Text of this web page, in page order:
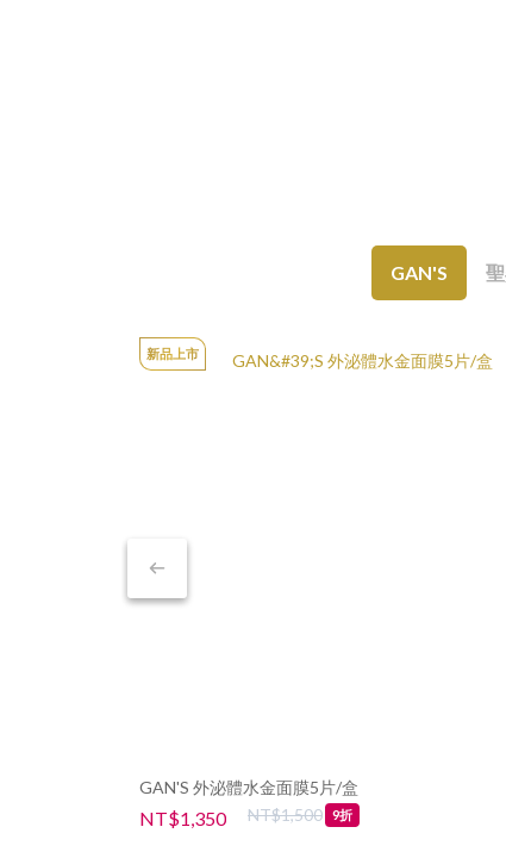
GAN'S
新品上市
GAN'S 外泌體水金面膜5片/盒
NT$1,350 NT$1,500 9折